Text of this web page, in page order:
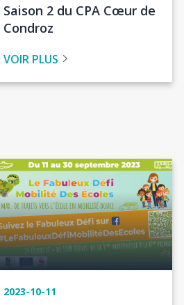
Titre
de
Saison 2 du CPA Cœur de
Condroz
VOIR PLUS
2023-10-11